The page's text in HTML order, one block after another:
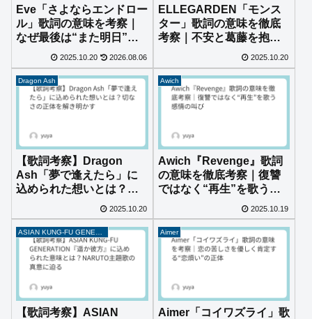
Eve「さよならエンドロー
ル」歌詞の意味を考察｜
なぜ最後は“また明日”な
のか？終わりにさよなら
する物語
2025.10.20 2026.08.06
ELLEGARDEN「モンス
ター」歌詞の意味を徹底
考察｜不安と葛藤を抱え
て進む“僕”の物語
2025.10.20
Dragon Ash
【歌詞考察】Dragon
Ash「夢で逢えたら」に
込められた想いとは？切
なさの正体を解き明かす
2025.10.20
Awich
Awich『Revenge』歌詞
の意味を徹底考察｜復讐
ではなく“再生”を歌う感
2025.10.19
【歌詞考察】ASIAN
Aimer
Aimer「コイワズライ」歌